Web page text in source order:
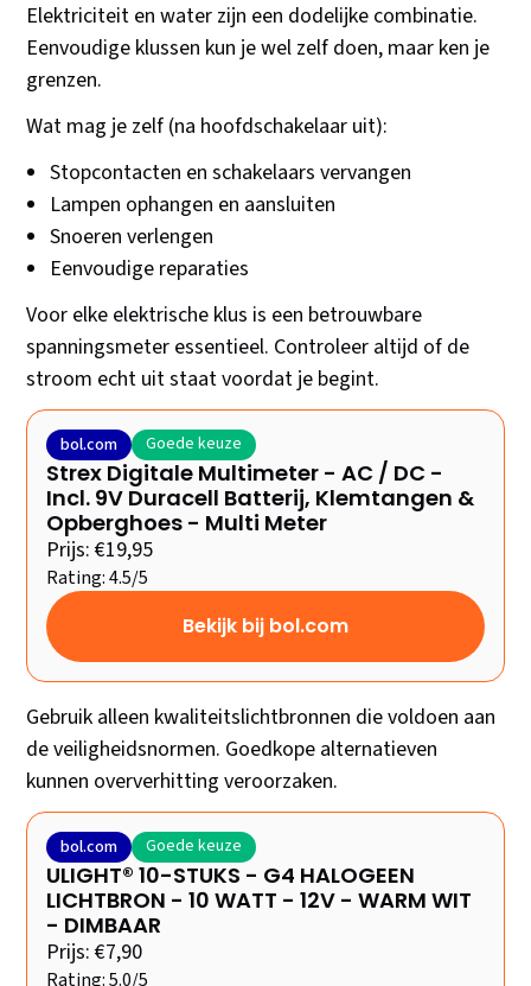
Elektriciteit en water zijn een dodelijke combinatie.
Eenvoudige klussen kun je wel zelf doen, maar ken je
grenzen.
Wat mag je zelf (na hoofdschakelaar uit):
Stopcontacten en schakelaars vervangen
Lampen ophangen en aansluiten
Snoeren verlengen
Eenvoudige reparaties
Voor elke elektrische klus is een betrouwbare
spanningsmeter essentieel. Controleer altijd of de
stroom echt uit staat voordat je begint.
bol.com Goede keuze
Strex Digitale Multimeter - AC / DC -
Incl. 9V Duracell Batterij, Klemtangen &
Opberghoes - Multi Meter
Prijs: €19,95
Rating: 4.5/5
Bekijk bij bol.com
Gebruik alleen kwaliteitslichtbronnen die voldoen aan
de veiligheidsnormen. Goedkope alternatieven
kunnen oververhitting veroorzaken.
bol.com Goede keuze
ULIGHT® 10-STUKS - G4 HALOGEEN
LICHTBRON - 10 WATT - 12V - WARM WIT
- DIMBAAR
Prijs: €7,90
Rating: 5.0/5